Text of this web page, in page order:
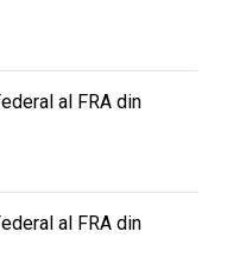
al FRA din
al FRA din